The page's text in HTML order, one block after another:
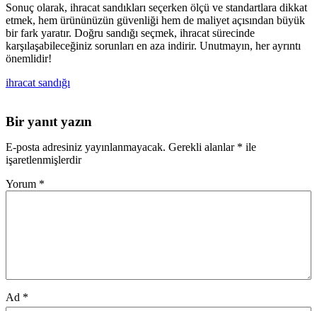
Sonuç olarak, ihracat sandıkları seçerken ölçü ve standartlara dikkat
etmek, hem ürününüzün güvenliği hem de maliyet açısından büyük
bir fark yaratır. Doğru sandığı seçmek, ihracat sürecinde
karşılaşabileceğiniz sorunları en aza indirir. Unutmayın, her ayrıntı
önemlidir!
ihracat sandığı
Bir yanıt yazın
E-posta adresiniz yayınlanmayacak. Gerekli alanlar * ile
işaretlenmişlerdir
Yorum *
Ad *